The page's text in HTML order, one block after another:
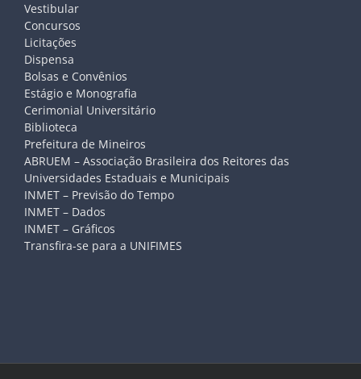
Vestibular
Concursos
Licitações
Dispensa
Bolsas e Convênios
Estágio e Monografia
Cerimonial Universitário
Biblioteca
Prefeitura de Mineiros
ABRUEM – Associação Brasileira dos Reitores das
Universidades Estaduais e Municipais
INMET – Previsão do Tempo
INMET – Dados
INMET – Gráficos
Transfira-se para a UNIFIMES